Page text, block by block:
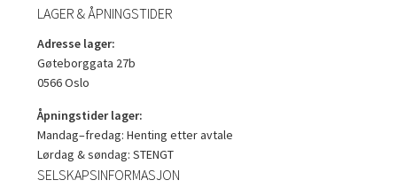
LAGER & ÅPNINGSTIDER
Adresse lager:
Gøteborggata 27b
0566 Oslo
Åpningstider lager:
Mandag–fredag: Henting etter avtale
Lørdag & søndag: STENGT
SELSKAPSINFORMASJON